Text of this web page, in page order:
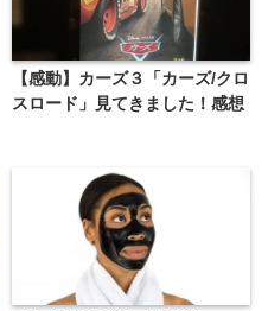
【感動】カーズ３「カーズ/クロ
スロード」見てきました！感想